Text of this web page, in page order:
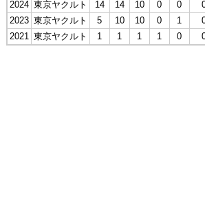
2024 東京ヤクルト 14 14 10 0 0
2023 東京ヤクルト 5 10 10 0 1
2021 東京ヤクルト 1 1 1 1 0